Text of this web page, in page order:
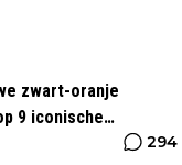
zwart-oranje
9 iconische
294